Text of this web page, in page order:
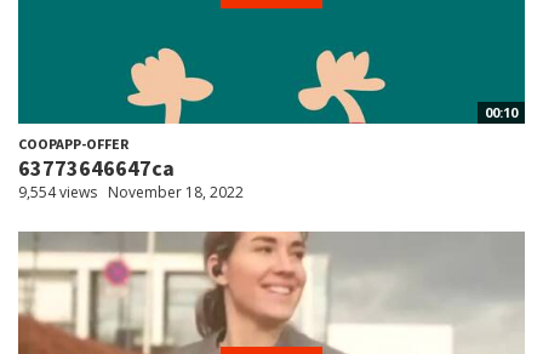
00:10
COOPAPP-OFFER
63773646647ca
9,554 views November 18, 2022